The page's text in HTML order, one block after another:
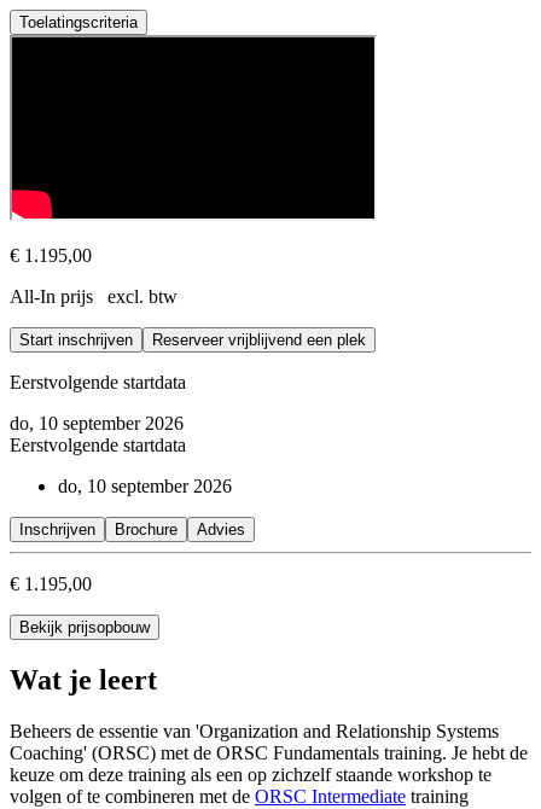
Toelatingscriteria
€ 1.195,00
All-In prijs excl. btw
Start inschrijven Reserveer vrijblijvend een plek
Eerstvolgende startdata
do, 10 september 2026
Eerstvolgende startdata
do, 10 september 2026
Inschrijven Brochure Advies
€ 1.195,00
Bekijk prijsopbouw
Wat je leert
Beheers de essentie van 'Organization and Relationship Systems
Coaching' (ORSC) met de ORSC Fundamentals training. Je hebt de
keuze om deze training als een op zichzelf staande workshop te
volgen of te combineren met de ORSC Intermediate training